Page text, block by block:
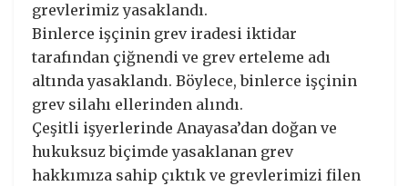
grevlerimiz yasaklandı.
Binlerce işçinin grev iradesi iktidar
tarafından çiğnendi ve grev erteleme adı
altında yasaklandı. Böylece, binlerce işçinin
grev silahı ellerinden alındı.
Çeşitli işyerlerinde Anayasa’dan doğan ve
hukuksuz biçimde yasaklanan grev
hakkımıza sahip çıktık ve grevlerimizi filen